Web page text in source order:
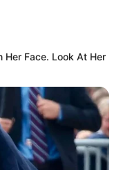
terampil memainkan
Her Face. Look At Her